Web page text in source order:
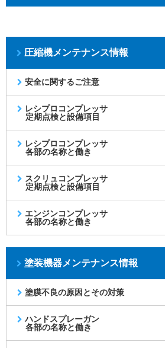
圧縮機メンテナンス情報
安全に関するご注意
レシプロコンプレッサ
定期点検と設備項目
レシプロコンプレッサ
各部の名称と働き
スクリュコンプレッサ
定期点検と設備項目
エンジンコンプレッサ
各部の名称と働き
塗装機器メンテナンス情報
塗膜不良の原因とその対策
ハンドスプレーガン
各部の名称と働き